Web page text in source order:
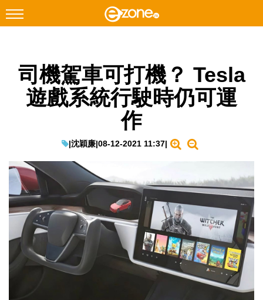
Facebook Instagram
科技焦點
教學評測
EduTech
IT Times
生成式AI與雲端應用
Enterprise Digital Transformation
司機駕車可打機？ Tesla
遊戲系統行駛時仍可運
作
|沈穎廉|08-12-2021 11:37|